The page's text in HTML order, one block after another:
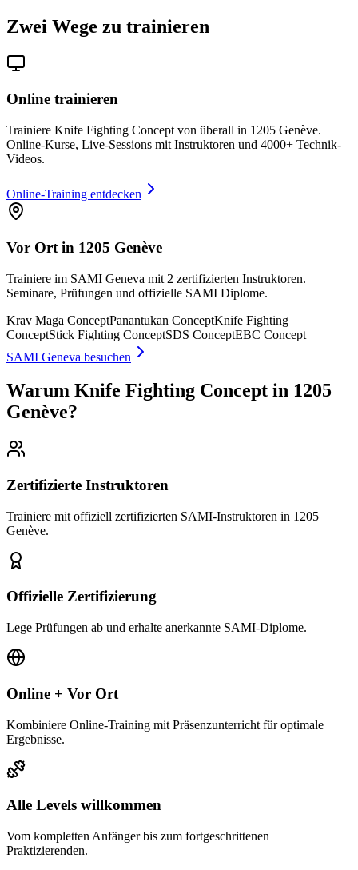
Zwei Wege zu trainieren
Online trainieren
Trainiere Knife Fighting Concept von überall in 1205 Genève.
Online-Kurse, Live-Sessions mit Instruktoren und 4000+ Technik-
Videos.
Online-Training entdecken
Vor Ort in 1205 Genève
Trainiere im SAMI Geneva mit 2 zertifizierten Instruktoren.
Seminare, Prüfungen und offizielle SAMI Diplome.
Krav Maga ConceptPanantukan ConceptKnife Fighting
ConceptStick Fighting ConceptSDS ConceptEBC Concept
SAMI Geneva besuchen
Warum Knife Fighting Concept in 1205
Genève?
Zertifizierte Instruktoren
Trainiere mit offiziell zertifizierten SAMI-Instruktoren in 1205
Genève.
Offizielle Zertifizierung
Lege Prüfungen ab und erhalte anerkannte SAMI-Diplome.
Online + Vor Ort
Kombiniere Online-Training mit Präsenzunterricht für optimale
Ergebnisse.
Alle Levels willkommen
Vom kompletten Anfänger bis zum fortgeschrittenen
Praktizierenden.